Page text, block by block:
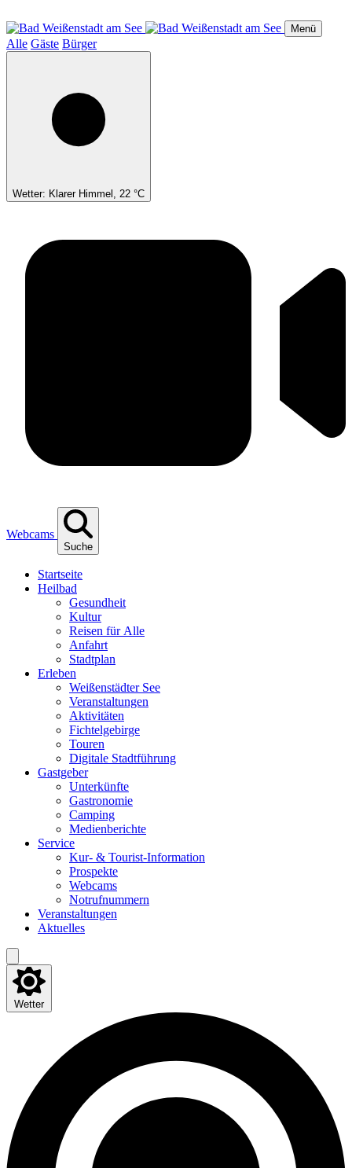
zum
Inhalt
Menü
Alle Gäste Bürger
Wetter: Klarer Himmel, 22 °C
Webcams
Suche
Start­sei­te
Heil­bad
Gesund­heit
Kul­tur
Rei­sen für Alle
Anfahrt
Stadt­plan
Erle­ben
Wei­ßen­städ­ter See
Ver­an­stal­tun­gen
Akti­vi­tä­ten
Fich­tel­ge­bir­ge
Tou­ren
Digi­ta­le Stadtführung
Gast­ge­ber
Unter­künf­te
Gas­tro­no­mie
Cam­ping
Medi­en­be­rich­te
Ser­vice
Kur- & Tourist-Information
Pro­spek­te
Web­cams
Not­ruf­num­mern
Ver­an­stal­tun­gen
Aktu­el­les
Wetter